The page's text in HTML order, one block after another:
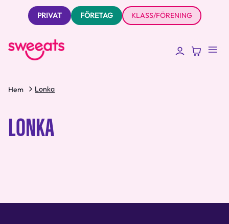
PRIVAT FÖRETAG KLASS/FÖRENING
Hem Lonka
LONKA